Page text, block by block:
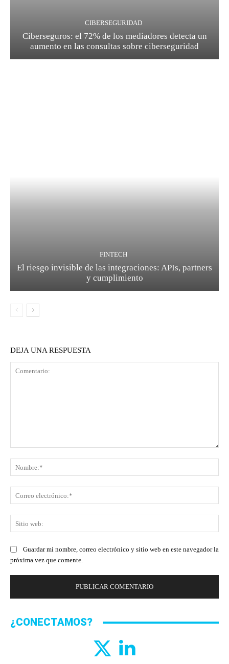
CIBERSEGURIDAD
Ciberseguros: el 72% de los mediadores detecta un
aumento en las consultas sobre ciberseguridad
FINTECH
El riesgo invisible de las integraciones: APIs, partners
y cumplimiento
DEJA UNA RESPUESTA
Guardar mi nombre, correo electrónico y sitio web en este navegador la
próxima vez que comente.
¿CONECTAMOS?